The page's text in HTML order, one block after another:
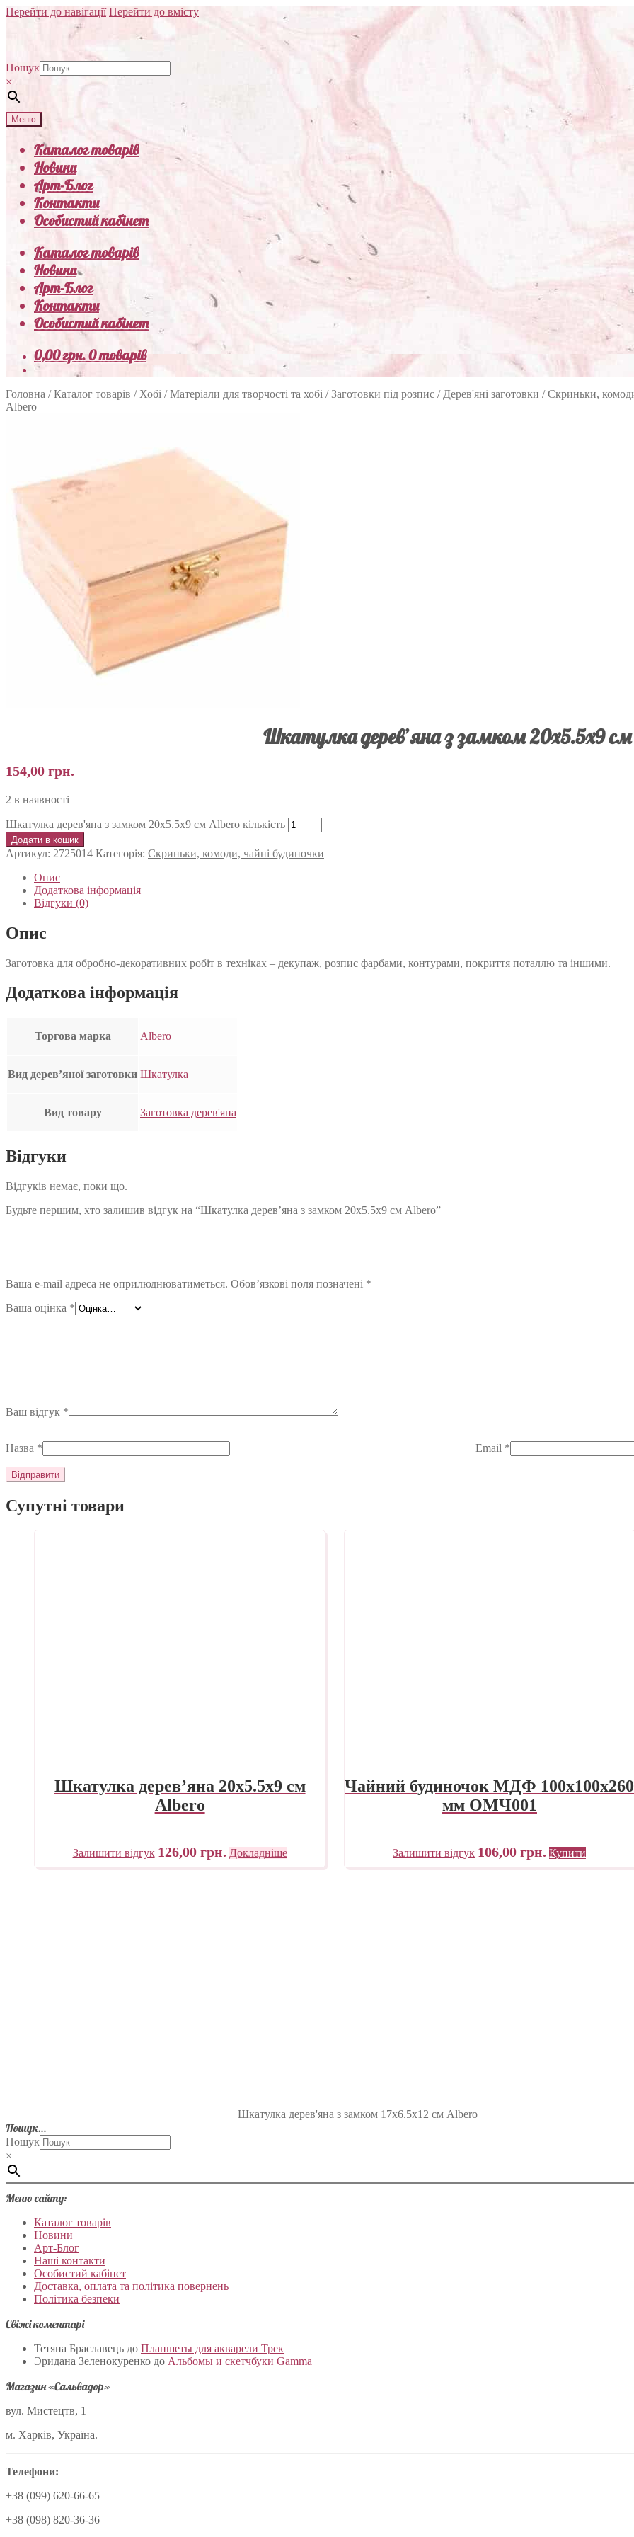
Перейти до навігації Перейти до вмісту
Пошук
×
Меню
Каталог товарів
Новини
Арт-Блог
Контакти
Особистий кабінет
Каталог товарів
Новини
Арт-Блог
Контакти
Особистий кабінет
0,00грн.0 товарів
Головна /Каталог товарів / Хобі /Матеріали для творчості та хобі /Заготовки під розпис / Дерев'яні заготовки /Скриньки,
Albero
Шкатулка дерев’яна з замком 20х5.5х9
154,00 грн.
2 в наявності
Шкатулка дерев'яна з замком 20х5.5х9 см Albero кількість
Додати в кошик
Артикул: 2725014 Категорія: Скриньки, комоди, чайні будиночки
Опис
Додаткова інформація
Відгуки (0)
Опис
Заготовка для обробно-декоративних робіт в техніках – декупаж, розпис фарбами, контурами, покриття поталлю та іншими.
Додаткова інформація
Торгова марка Albero
Вид дерев’яної заготовки Шкатулка
Вид товару Заготовка дерев'яна
Відгуки
Відгуків немає, поки що.
Будьте першим, хто залишив відгук на “Шкатулка дерев’яна з замком 20х5.5х9 см Albero”
Ваша e-mail адреса не оприлюднюватиметься. Обов’язкові поля позначені *
Ваша оцінка *
Ваш відгук *
Назва * Email *
Супутні товари
Шкатулка дерев’яна 20х5.5х9 см
Albero
Залишити відгук 126,00 грн. Докладніше
Чайний будиночок МДФ 100х100х260
мм ОМЧ001
Залишити відгук 106,00грн. Купити
Шкатулка дерев'яна з замком 17х6.5х12 см Albero
Пошук…
Пошук
×
Меню сайту:
Каталог товарів
Новини
Арт-Блог
Наші контакти
Особистий кабінет
Доставка, оплата та політика повернень
Політика безпеки
Свіжі коментарі
Тетяна Браславець до Планшеты для акварели Трек
Эридана Зеленокуренко до Альбомы и скетчбуки Gamma
Магазин «Сальвадор»
вул. Мистецтв, 1
м. Харків, Україна.
Телефони:
+38 (099) 620-66-65
+38 (098) 820-36-36